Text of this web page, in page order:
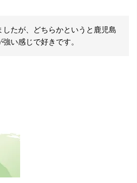
たが、どちらかというと鹿児島
い感じで好きです。